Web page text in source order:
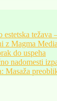
estetska težava
z Magma
do uspeha
nadomesti
Masaža